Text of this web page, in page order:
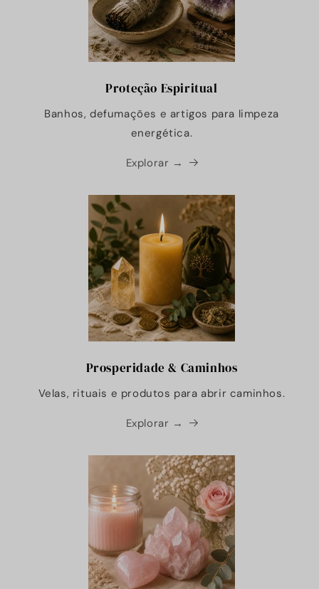
Proteção Espiritual
Banhos, defumações e artigos para limpeza
energética.
Explorar →
Prosperidade & Caminhos
Velas, rituais e produtos para abrir caminhos.
Explorar →